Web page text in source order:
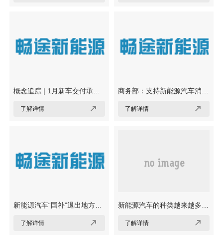
概念追踪 | 1月新车交付承压
官方四方面再促汽车消费 当
了解详情 
商务部：支持新能源汽车消费
继续扩大二手车流通
了解详情 
新能源汽车“国补”退出地方接
力？多地相继出台促汽车消费
了解详情 
新能源汽车的种类越来越多，
哪种才是最能满足消费者需求
了解详情 